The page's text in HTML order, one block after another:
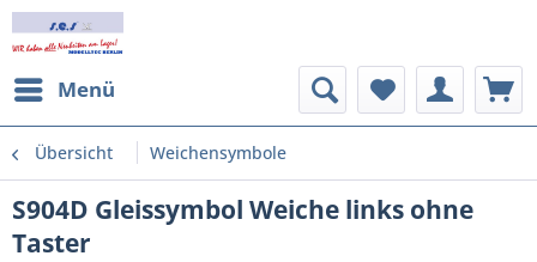
Menü
Übersicht Weichensymbole
S904D Gleissymbol Weiche links ohne
Taster